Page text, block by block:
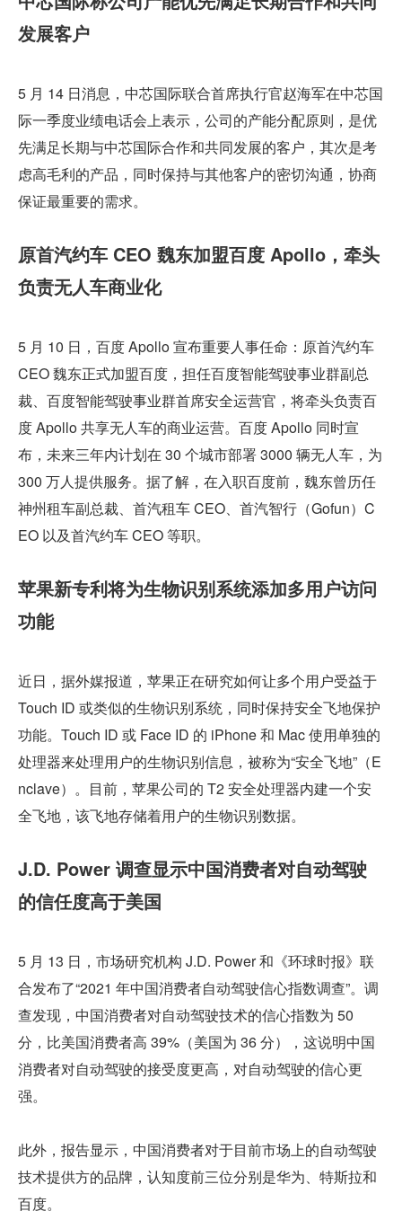
发展客户
5 月 14 日消息，中芯国际联合首席执行官赵海军在中芯国
际一季度业绩电话会上表示，公司的产能分配原则，是优
先满足长期与中芯国际合作和共同发展的客户，其次是考
虑高毛利的产品，同时保持与其他客户的密切沟通，协商
保证最重要的需求。
原首汽约车 CEO 魏东加盟百度 Apollo，牵头
负责无人车商业化
5 月 10 日，百度 Apollo 宣布重要人事任命：原首汽约车
CEO 魏东正式加盟百度，担任百度智能驾驶事业群副总
裁、百度智能驾驶事业群首席安全运营官，将牵头负责百
度 Apollo 共享无人车的商业运营。百度 Apollo 同时宣
布，未来三年内计划在 30 个城市部署 3000 辆无人车，为
300 万人提供服务。据了解，在入职百度前，魏东曾历任
神州租车副总裁、首汽租车 CEO、首汽智行（Gofun）C
EO 以及首汽约车 CEO 等职。
苹果新专利将为生物识别系统添加多用户访问
功能
近日，据外媒报道，苹果正在研究如何让多个用户受益于
Touch ID 或类似的生物识别系统，同时保持安全飞地保护
功能。Touch ID 或 Face ID 的 iPhone 和 Mac 使用单独的
处理器来处理用户的生物识别信息，被称为“安全飞地”（E
nclave）。目前，苹果公司的 T2 安全处理器内建一个安
全飞地，该飞地存储着用户的生物识别数据。
J.D. Power 调查显示中国消费者对自动驾驶
的信任度高于美国
5 月 13 日，市场研究机构 J.D. Power 和《环球时报》联
合发布了“2021 年中国消费者自动驾驶信心指数调查”。调
查发现，中国消费者对自动驾驶技术的信心指数为 50
分，比美国消费者高 39%（美国为 36 分），这说明中国
消费者对自动驾驶的接受度更高，对自动驾驶的信心更
强。
此外，报告显示，中国消费者对于目前市场上的自动驾驶
技术提供方的品牌，认知度前三位分别是华为、特斯拉和
百度。